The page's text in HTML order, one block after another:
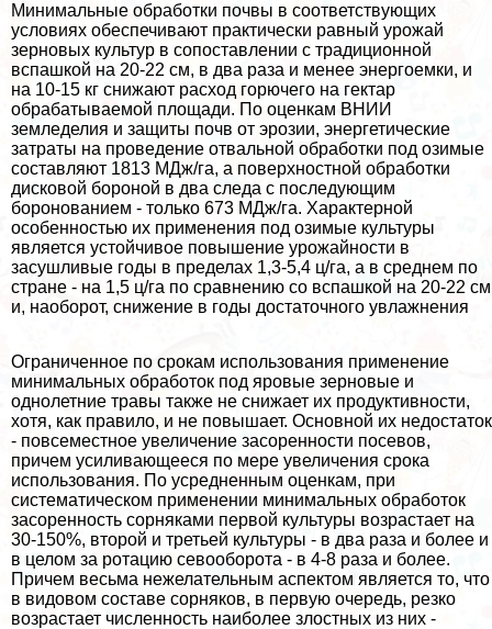
Минимальные обработки почвы в соответствующих
условиях обеспечивают пpaктически равный урожай
зерновых культур в сопоставлении с традиционной
вспашкой на 20-22 см, в два раза и менее энергоемки, и
на 10-15 кг снижают расход горючего на гектар
обpaбатываемой площади. По оценкам ВНИИ
земледелия и защиты почв от эрозии, энергетические
затраты на проведение отвальной обработки под озимые
составляют 1813 МДж/га, а поверхностной обработки
дисковой бороной в два следа с последующим
боронованием - только 673 МДж/га. Хаpaктерной
особенностью их применения под озимые культуры
является устойчивое повышение урожайности в
засушливые годы в пределах 1,3-5,4 ц/га, а в среднем по
стране - на 1,5 ц/га по сравнению со вспашкой на 20-22 см
и, наоборот, снижение в годы достаточного увлажнения
Ограниченное по срокам использования применение
минимальных обработок под яровые зерновые и
однолетние травы также не снижает их продуктивности,
хотя, как правило, и не повышает. Основной их недостаток
- повсеместное увеличение засоренности посевов,
причем усиливающееся по мере увеличения срока
использования. По усредненным оценкам, при
систематическом применении минимальных обработок
засоренность сорняками первой культуры возрастает на
30-150%, второй и третьей культуры - в два раза и более и
в целом за ротацию севооборота - в 4-8 раза и более.
Причем весьма нежелательным аспектом является то, что
в видовом составе сорняков, в первую очередь, резко
возрастает численность наиболее злостных из них -